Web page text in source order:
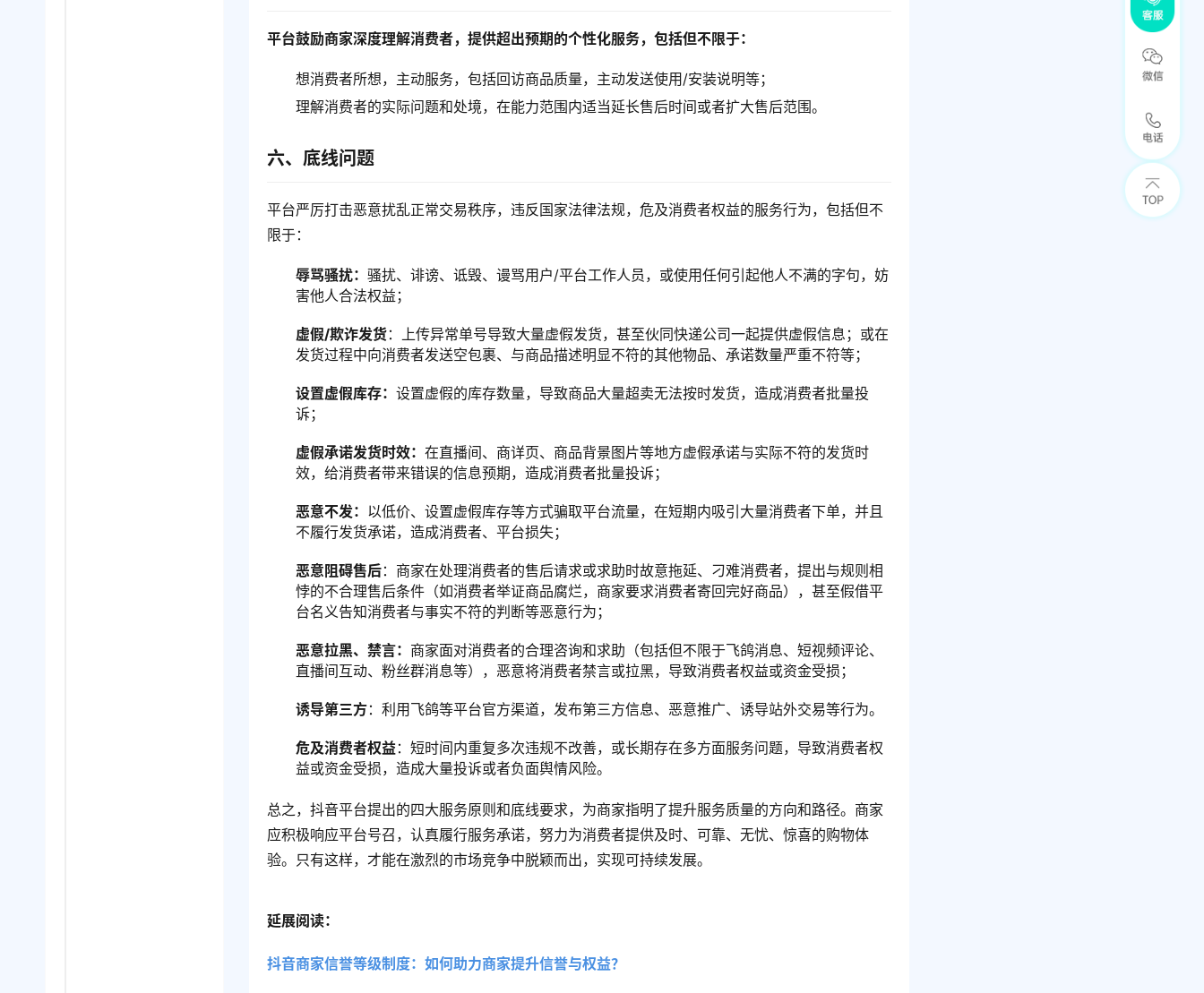
平台鼓励商家深度理解消费者，提供超出预期的个性化服务，包括但不限于：
想消费者所想，主动服务，包括回访商品质量，主动发送使用/安装说明等；
理解消费者的实际问题和处境，在能力范围内适当延长售后时间或者扩大售后范围。
六、底线问题
平台严厉打击恶意扰乱正常交易秩序，违反国家法律法规，危及消费者权益的服务行为，包括但不
限于：
辱骂骚扰：骚扰、诽谤、诋毁、谩骂用户/平台工作人员，或使用任何引起他人不满的字句，妨
害他人合法权益；
虚假/欺诈发货：上传异常单号导致大量虚假发货，甚至伙同快递公司一起提供虚假信息；或在
发货过程中向消费者发送空包裹、与商品描述明显不符的其他物品、承诺数量严重不符等；
设置虚假库存：设置虚假的库存数量，导致商品大量超卖无法按时发货，造成消费者批量投
诉；
虚假承诺发货时效：在直播间、商详页、商品背景图片等地方虚假承诺与实际不符的发货时
效，给消费者带来错误的信息预期，造成消费者批量投诉；
恶意不发： 以低价、设置虚假库存等方式骗取平台流量，在短期内吸引大量消费者下单，并且
不履行发货承诺，造成消费者、平台损失；
恶意阻碍售后：商家在处理消费者的售后请求或求助时故意拖延、刁难消费者，提出与规则相
悖的不合理售后条件（如消费者举证商品腐烂，商家要求消费者寄回完好商品），甚至假借平
台名义告知消费者与事实不符的判断等恶意行为；
恶意拉黑、禁言： 商家面对消费者的合理咨询和求助（包括但不限于飞鸽消息、短视频评论、
直播间互动、粉丝群消息等），恶意将消费者禁言或拉黑，导致消费者权益或资金受损；
诱导第三方：利用飞鸽等平台官方渠道，发布第三方信息、恶意推广、诱导站外交易等行为。
危及消费者权益：短时间内重复多次违规不改善，或长期存在多方面服务问题，导致消费者权
益或资金受损，造成大量投诉或者负面舆情风险。
总之，抖音平台提出的四大服务原则和底线要求，为商家指明了提升服务质量的方向和路径。商家
应积极响应平台号召，认真履行服务承诺，努力为消费者提供及时、可靠、无忧、惊喜的购物体
验。只有这样，才能在激烈的市场竞争中脱颖而出，实现可持续发展。
延展阅读：
抖音商家信誉等级制度：如何助力商家提升信誉与权益？